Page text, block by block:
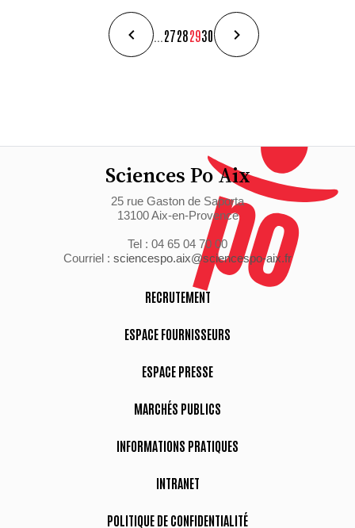
27282930
Sciences Po Aix
25 rue Gaston de Saporta
13100 Aix-en-Provence
Tel : 04 65 04 70 00
Courriel : sciencespo.aix@sciencespo-aix.fr
RECRUTEMENT
ESPACE FOURNISSEURS
ESPACE PRESSE
MARCHÉS PUBLICS
INFORMATIONS PRATIQUES
INTRANET
POLITIQUE DE CONFIDENTIALITÉ